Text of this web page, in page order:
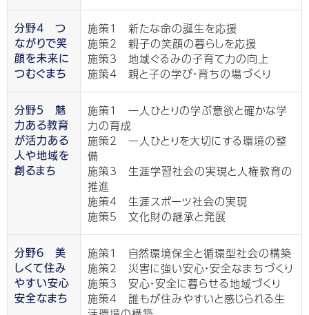
分野4 つ
ながりで笑
顔を未来に
つむぐまち
施策1 新たな命の誕生を応援
施策2 親子の笑顔の暮らしを応援
施策3 地域ぐるみの子育て力の向上
施策4 親と子の学び・育ちの場づくり
分野5 魅
力ある教育
が活力ある
人や地域を
創るまち
施策1 一人ひとりの学ぶ意欲と確かな学
力の育成
施策2 一人ひとりを大切にする環境の整
備
施策3 生涯学習社会の実現と人権教育の
推進
施策4 生涯スポーツ社会の実現
施策5 文化財の継承と発展
分野6 美
しくて住み
やすい安心
安全なまち
施策1 自然環境保全と循環型社会の構築
施策2 災害に強い安心・安全なまちづくり
施策3 安心・安全に暮らせる地域づくり
施策4 誰もが住みやすいと感じられる生